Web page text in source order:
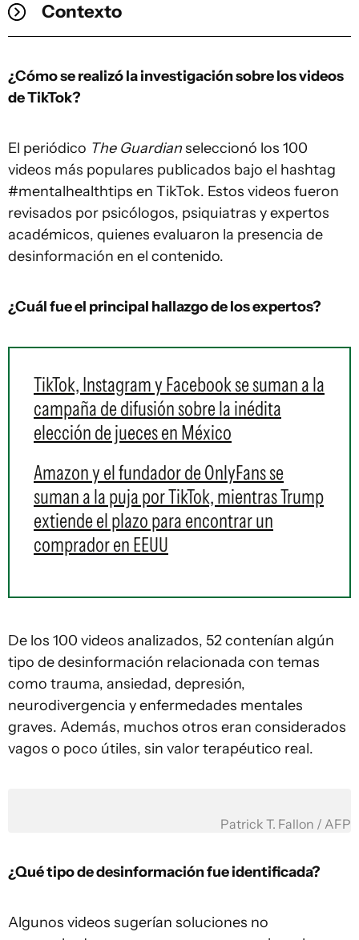
Contexto
¿Cómo se realizó la investigación sobre los videos
de TikTok?
El periódico The Guardianseleccionó los 100
videos más populares publicados bajo el hashtag
#mentalhealthtips en TikTok. Estos videos fueron
revisados por psicólogos, psiquiatras y expertos
académicos, quienes evaluaron la presencia de
desinformación en el contenido.
¿Cuál fue el principal hallazgo de los expertos?
TikTok, Instagram y Facebook se suman a la
campaña de difusión sobre la inédita
elección de jueces en México
Amazon y el fundador de OnlyFans se
suman a la puja por TikTok, mientras Trump
extiende el plazo para encontrar un
comprador en EEUU
De los 100 videos analizados, 52 contenían algún
tipo de desinformación relacionada con temas
como trauma, ansiedad, depresión,
neurodivergencia y enfermedades mentales
graves. Además, muchos otros eran considerados
vagos o poco útiles, sin valor terapéutico real.
Patrick T. Fallon / AFP
¿Qué tipo de desinformación fue identificada?
Algunos videos sugerían soluciones no